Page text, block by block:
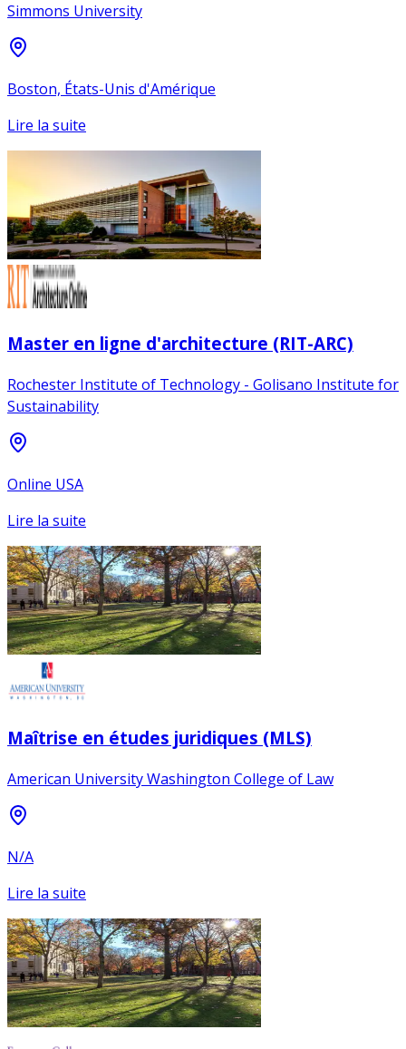
Simmons University
Boston, États-Unis d'Amérique
Lire la suite
Master en ligne d'architecture (RIT-ARC)
Rochester Institute of Technology - Golisano Institute for
Sustainability
Online USA
Lire la suite
Maîtrise en études juridiques (MLS)
American University Washington College of Law
N/A
Lire la suite